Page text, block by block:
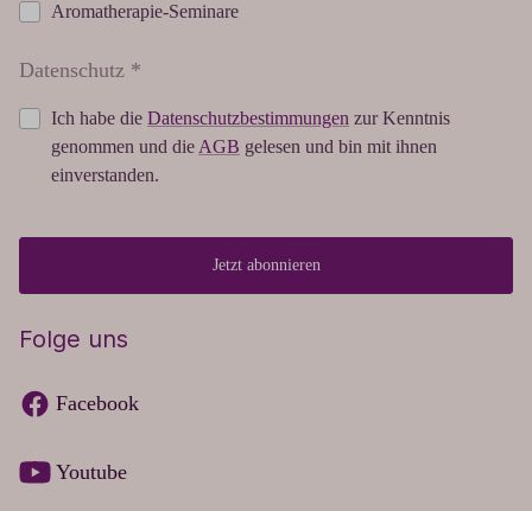
Aromatherapie-Seminare
Datenschutz *
Ich habe die Datenschutzbestimmungen zur Kenntnis
genommen und dieAGB gelesen und bin mit ihnen
einverstanden.
Jetzt abonnieren
Folge uns
Facebook
Youtube